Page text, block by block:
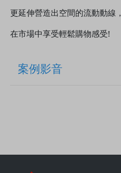
更延伸營造出空間的流動動線，
在市場中享受輕鬆購物感受!
案例影音